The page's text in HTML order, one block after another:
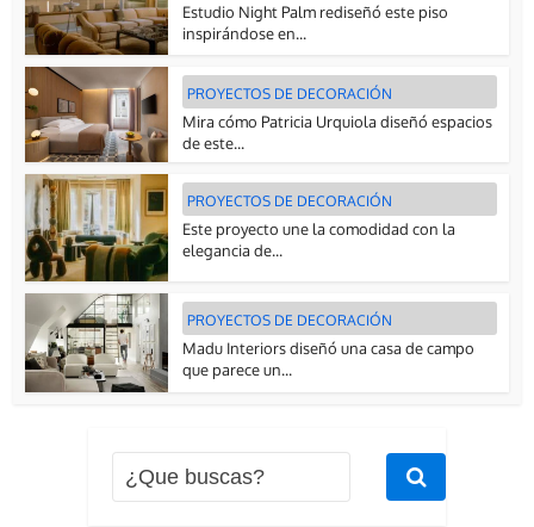
Estudio Night Palm rediseñó este piso
inspirándose en...
PROYECTOS DE DECORACIÓN
Mira cómo Patricia Urquiola diseñó espacios
de este...
PROYECTOS DE DECORACIÓN
Este proyecto une la comodidad con la
elegancia de...
PROYECTOS DE DECORACIÓN
Madu Interiors diseñó una casa de campo
que parece un...